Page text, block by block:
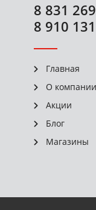
8 831
8 910
Главная
О компании
Акции
Блог
Магазины